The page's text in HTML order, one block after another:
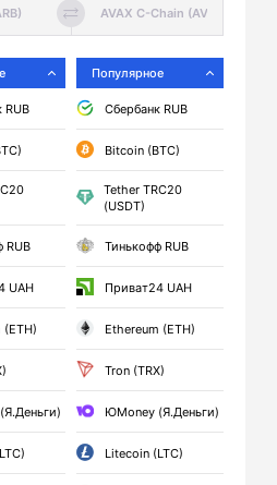
RUB
RUB
UAH
(ETH)
Популярное
Сбербанк RUB
Bitcoin (BTC)
Tether TRC20
(USDT)
Тинькофф RUB
Приват24 UAH
Ethereum (ETH)
Tron (TRX)
ЮMoney (Я.Деньги)
Litecoin (LTC)